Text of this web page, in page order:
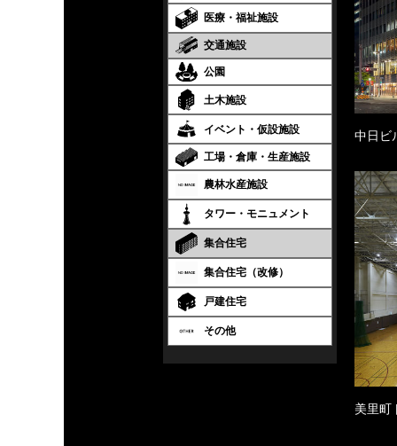
医療・福祉施設
交通施設
公園
土木施設
イベント・仮設施設
工場・倉庫・生産施設
農林水産施設
タワー・モニュメント
集合住宅
集合住宅（改修）
戸建住宅
その他
中日ビ
美里町